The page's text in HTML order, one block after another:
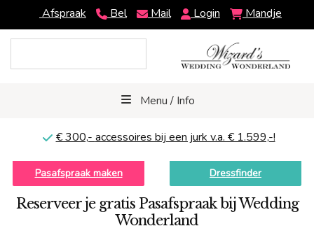
Afspraak Bel Mail Login Mandje
Menu / Info
€ 300,- accessoires bij een jurk v.a. € 1.599,-!
Pasafspraak maken Dressfinder
Reserveer je gratis Pasafspraak bij Wedding
Wonderland